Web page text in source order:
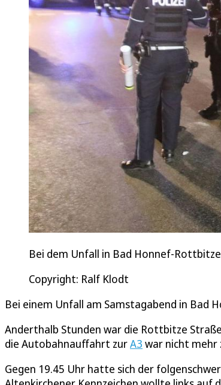
Bei dem Unfall in Bad Honnef-
Copyright: Ralf Klodt
Bei einem Unfall am Samstagabend in
Anderthalb Stunden war die Rottbitze
die Autobahnauffahrt zurA3 war nicht mehr
Gegen 19.45 Uhr hatte sich der